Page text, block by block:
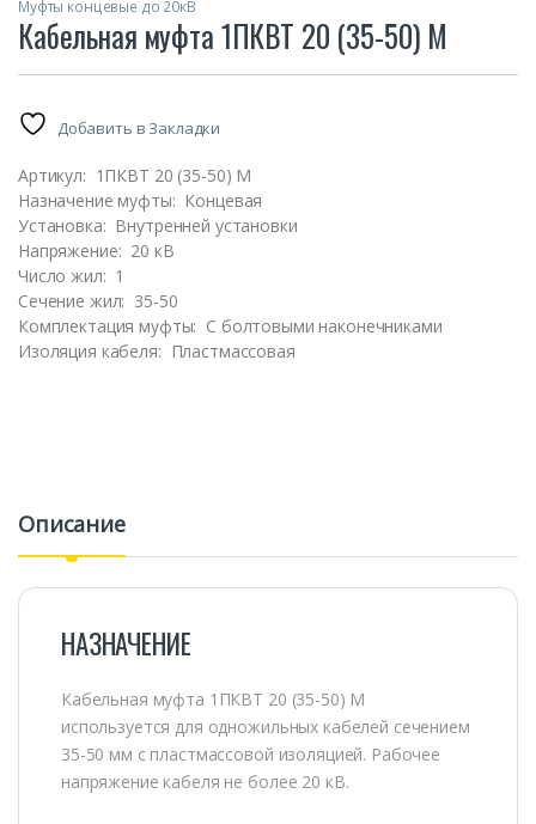
Муфты концевые до 20кВ
Кабельная муфта 1ПКВТ 20 (35-50) М
Добавить в Закладки
Артикул: 1ПКВТ 20 (35-50) М
Назначение муфты: Концевая
Установка: Внутренней установки
Напряжение: 20 кВ
Число жил: 1
Сечение жил: 35-50
Комплектация муфты: С болтовыми наконечниками
Изоляция кабеля: Пластмассовая
Описание
НАЗНАЧЕНИЕ
Кабельная муфта 1ПКВТ 20 (35-50) М
используется для одножильных кабелей сечением
35-50 мм с пластмассовой изоляцией. Рабочее
напряжение кабеля не более 20 кВ.